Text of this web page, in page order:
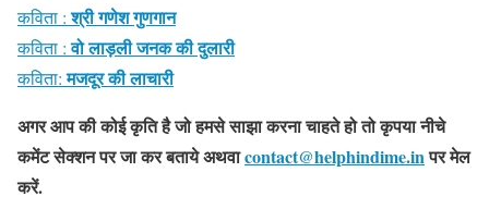
कविता :श्री गणेश गुणगान
कविता :वो लाड़ली जनक की दुलारी
कविता:मजदूर की लाचारी
अगर आप की कोई कृति है जो हमसे साझा करना चाहते हो तो कृपया नीचे
कमेंट सेक्शन पर जा कर बतायेअथवाcontact@helphindime.inपर मेल
करें.